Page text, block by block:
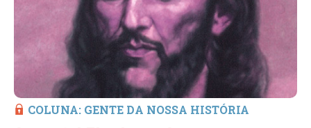
COLUNA: GENTE DA NOSSA HISTÓRIA